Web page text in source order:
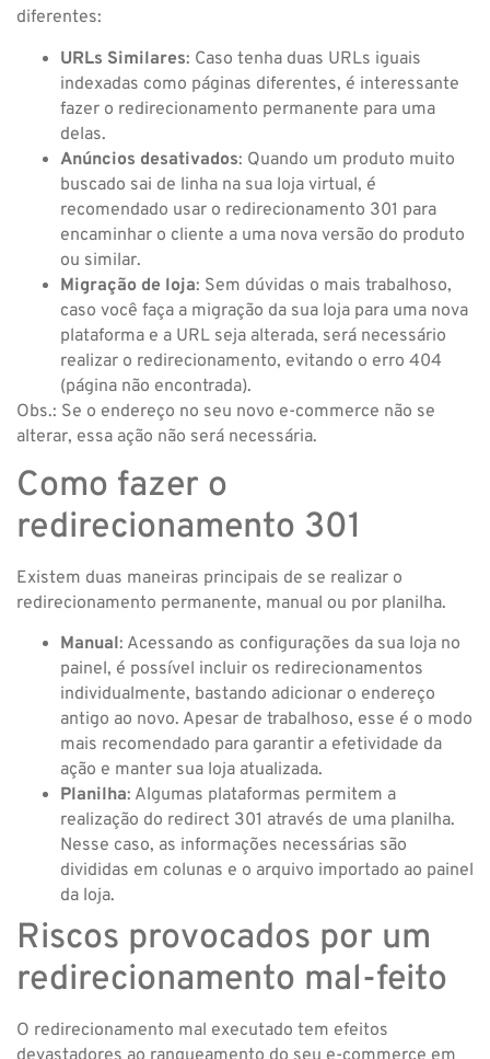
diferentes:
URLs Similares: Caso tenha duas URLs iguais
indexadas como páginas diferentes, é interessante
fazer o redirecionamento permanente para uma
delas.
Anúncios desativados: Quando um produto muito
buscado sai de linha na sua loja virtual, é
recomendado usar o redirecionamento 301 para
encaminhar o cliente a uma nova versão do produto
ou similar.
Migração de loja: Sem dúvidas o mais trabalhoso,
caso você faça a migração da sua loja para uma nova
plataforma e a URL seja alterada, será necessário
realizar o redirecionamento, evitando o erro 404
(página não encontrada).
Obs.: Se o endereço no seu novo e-commerce não se
alterar, essa ação não será necessária.
Como fazer o
redirecionamento 301
Existem duas maneiras principais de se realizar o
redirecionamento permanente, manual ou por planilha.
Manual: Acessando as configurações da sua loja no
painel, é possível incluir os redirecionamentos
individualmente, bastando adicionar o endereço
antigo ao novo. Apesar de trabalhoso, esse é o modo
mais recomendado para garantir a efetividade da
ação e manter sua loja atualizada.
Planilha: Algumas plataformas permitem a
realização do redirect 301 através de uma planilha.
Nesse caso, as informações necessárias são
divididas em colunas e o arquivo importado ao painel
da loja.
Riscos provocados por um
redirecionamento mal-feito
O redirecionamento mal executado tem efeitos